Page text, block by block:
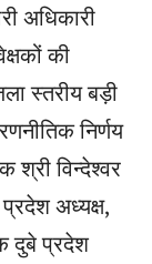
अधिकारी
की
स्तरीय बड़ी
निर्णय
श्री विन्देश्वर
अध्यक्ष,
दुबे प्रदेश